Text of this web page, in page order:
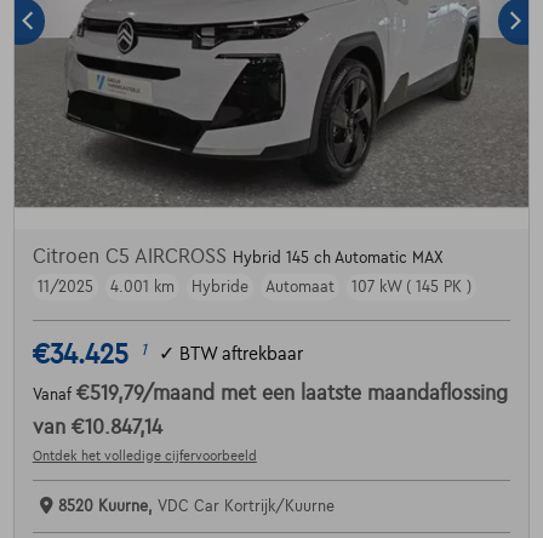
Citroen C5 AIRCROSS Hybrid 145 ch Automatic MAX
11/2025
4.001 km Hybride Automaat 107 kW ( 145 PK )
€34.425 1 ✓ BTW aftrekbaar
Vanaf €519,79/maand met een laatste maandaflossing
van €10.847,14
Ontdek het volledige cijfervoorbeeld
8520 Kuurne, VDC Car Kortrijk/Kuurne